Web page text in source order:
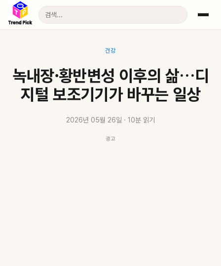
건강
녹내장·황반변성 이후의 삶…디
지털 보조기기가 바꾸는 일상
2026년 05월 26일 · 10분 읽기
광고